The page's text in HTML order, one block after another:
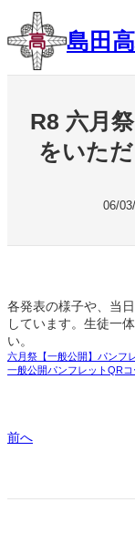
を
島田
R8 六月
をいた
06/
各発表の様子や、当
しています。生徒一
い。
六月祭【一般公開】パンフ
一般公開パンフレットQRコ
前へ